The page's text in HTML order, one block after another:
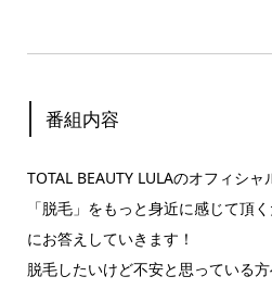
番組内容
TOTAL BEAUTY LULAのオフィシャ
「脱毛」をもっと身近に感じて頂
にお答えしていきます！
脱毛したいけど不安と思っている方